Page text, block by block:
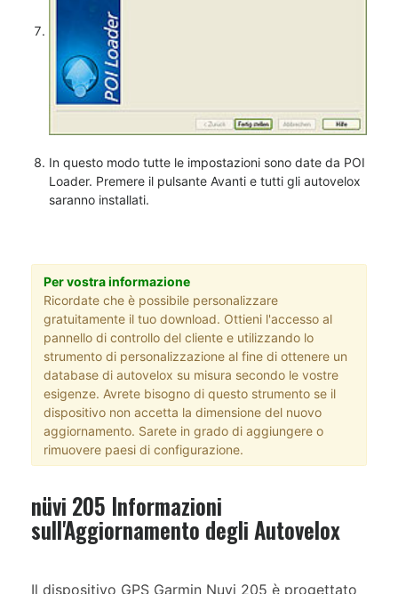
In questo modo tutte le impostazioni sono date da POI
Loader. Premere il pulsante Avanti e tutti gli autovelox
saranno installati.
Per vostra informazione
Ricordate che è possibile personalizzare
gratuitamente il tuo download. Ottieni l'accesso al
pannello di controllo del cliente e utilizzando lo
strumento di personalizzazione al fine di ottenere un
database di autovelox su misura secondo le vostre
esigenze. Avrete bisogno di questo strumento se il
dispositivo non accetta la dimensione del nuovo
aggiornamento. Sarete in grado di aggiungere o
rimuovere paesi di configurazione.
nüvi 205 Informazioni
sull'Aggiornamento degli Autovelox
Il dispositivo GPS Garmin Nuvi 205 è progettato